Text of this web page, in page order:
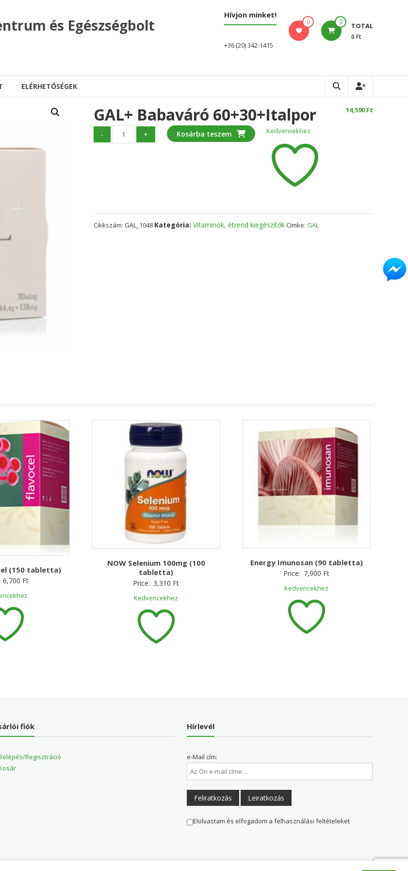
és Egészségbolt 0 0 TOTAL
0 Ft
Hívjon minket!
+36 (20) 342-1415
ELÉRHETŐSÉGEK
GAL+ Babaváró 60+30+italpor 14,590 Ft
-
GAL+
Babaváró
+ Kosárba teszem Kedvencekhez
Cikkszám: GAL_1048 Kategória: Vitaminok, étrend kiegészítőkCímke: GAL
(150 tabletta)
6,700 Ft
NOW Selenium 100mg (100
tabletta)
Price: 3,310 Ft
Kedvencekhez
Energy Imunosan (90 tabletta)
Price: 7,900 Ft
Kedvencekhez
fiók
Regisztráció
Hírlevél
e-Mail cím:
Elolvastam és elfogadom a felhasználási feltételeket